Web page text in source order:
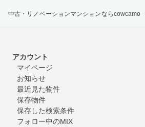
中古・リノベーションマンションならcowcamo
アカウント
マイページ
お知らせ
最近見た物件
保存物件
保存した検索条件
フォロー中のMIX